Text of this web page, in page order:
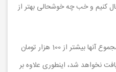
کنیم و خب چه خوشحالی بهتر از
از این پس در سبد خرید هایی که مجموع آنها بیشتر از 100 هزار تومان
نخواهد شد، اینطوری علاوه بر